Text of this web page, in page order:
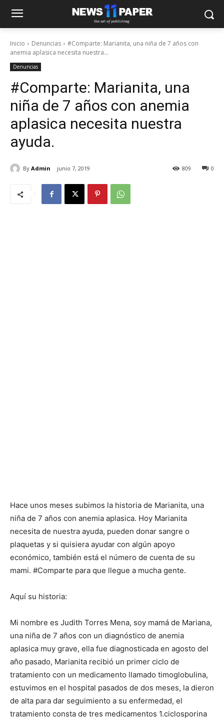
Inicio Denuncias
#Comparte: Marianita, una niña de 7 años con
anemia aplasica necesita nuestra...
Denuncias
#Comparte: Marianita, una
niña de 7 años con anemia
aplasica necesita nuestra
ayuda.
By Admin junio 7, 2019 0
809
Hace unos meses subimos la historia de Marianita, una
niña de 7 años con anemia aplasica. Hoy Marianita
necesita de nuestra ayuda, pueden donar sangre o
plaquetas y si quisiera ayudar con algún apoyo
económico, también está el número de cuenta de su
mami. #Comparte para que llegue a mucha gente.
Aquí su historia:
Mi nombre es Judith Torres Mena, soy mamá de Mariana,
una niña de 7 años con un diagnóstico de anemia
aplasica muy grave, ella fue diagnosticada en agosto del
año pasado, Marianita recibió un primer ciclo de
tratamiento con un medicamento llamado timoglobulina,
estuvimos en el hospital pasados de dos meses, la dieron
de alta para dar seguimiento a su enfermedad, el
tratamiento consta de tres medicamentos 1.ciclosporina